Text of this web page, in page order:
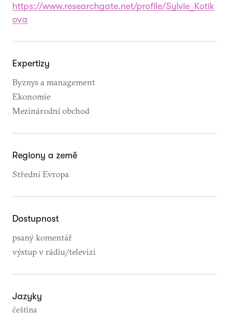
https://www.researchgate.net/profile/Sylvie_Kotik
ova
Expertizy
Byznys a management
Ekonomie
Mezinárodní obchod
Regiony a země
Střední Evropa
Dostupnost
psaný komentář
výstup v rádiu/televizi
Jazyky
čeština